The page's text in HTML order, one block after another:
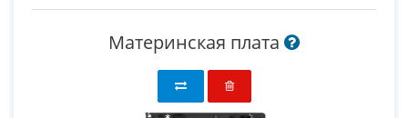
Материнская плата